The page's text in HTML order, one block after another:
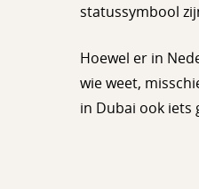
statussymbool
Hoewel er in
wie weet,
in Dubai ook iets